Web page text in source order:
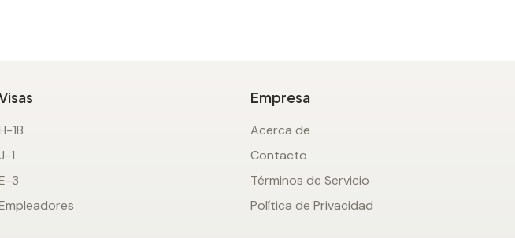
1B
1
3
Empresa
Acerca de
Contacto
Términos de Servicio
Política de Privacidad